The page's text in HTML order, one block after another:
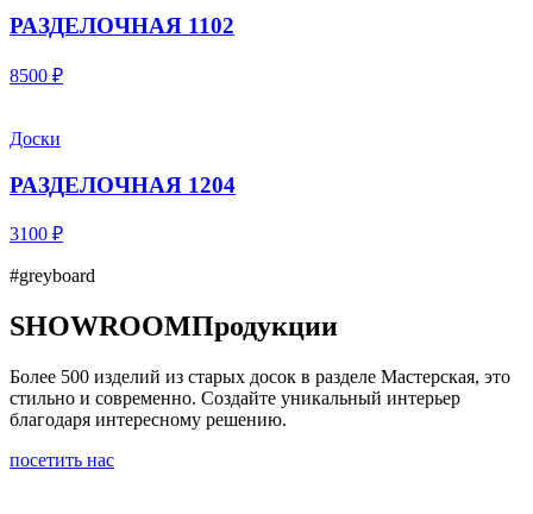
РАЗДЕЛОЧНАЯ 1102
8500 ₽
Доски
РАЗДЕЛОЧНАЯ 1204
3100 ₽
#greyboard
SHOWROOMПродукции
Более 500 изделий из старых досок в разделе Мастерская, это
стильно и современно. Создайте уникальный интерьер
благодаря интересному решению.
посетить нас